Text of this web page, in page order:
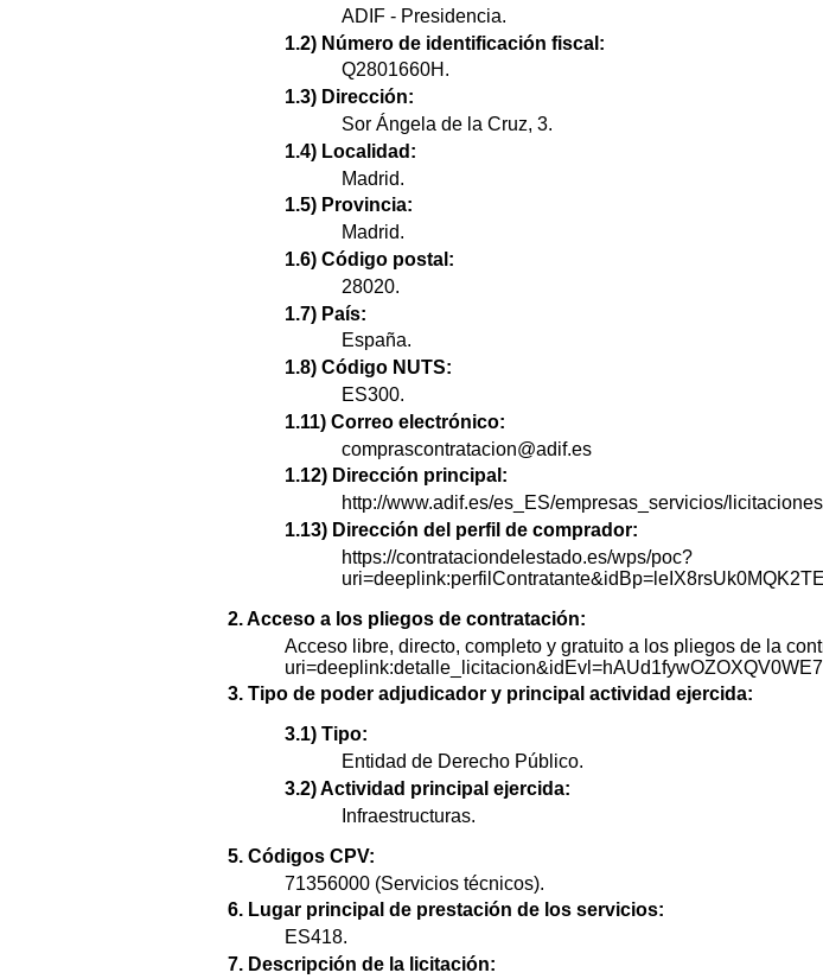
ADIF - Presidencia.
1.2) Número de identificación fiscal:
Q2801660H.
1.3) Dirección:
Sor Ángela de la Cruz, 3.
1.4) Localidad:
Madrid.
1.5) Provincia:
Madrid.
1.6) Código postal:
28020.
1.7) País:
España.
1.8) Código NUTS:
ES300.
1.11) Correo electrónico:
comprascontratacion@adif.es
1.12) Dirección principal:
http://www.adif.es/es_ES/empresas_servicios/
1.13) Dirección del perfil de comprador:
https://contrataciondelestado.es/wps/poc?
2. Acceso a los pliegos de contratación:
Acceso libre, directo, completo y gratuito a los pliegos de la
3. Tipo de poder adjudicador y principal actividad ejercida:
3.1) Tipo:
Entidad de Derecho Público.
3.2) Actividad principal ejercida:
Infraestructuras.
5. Códigos CPV:
71356000 (Servicios técnicos).
6. Lugar principal de prestación de los servicios:
ES418.
7. Descripción de la licitación: